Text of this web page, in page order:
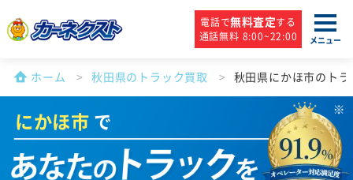
電話で無料査定する
通話無料 8:00~22:00
メニュー
ホーム 秋田県のトラック買取 秋田県にかほ市のト
にかほ市 で